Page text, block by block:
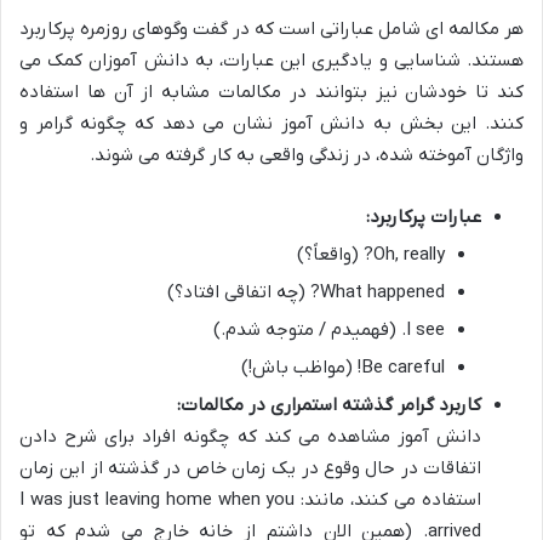
هر مکالمه ای شامل عباراتی است که در گفت وگوهای روزمره پرکاربرد
هستند. شناسایی و یادگیری این عبارات، به دانش آموزان کمک می
کند تا خودشان نیز بتوانند در مکالمات مشابه از آن ها استفاده
کنند. این بخش به دانش آموز نشان می دهد که چگونه گرامر و
واژگان آموخته شده، در زندگی واقعی به کار گرفته می شوند.
عبارات پرکاربرد:
Oh, really? (واقعاً؟)
What happened? (چه اتفاقی افتاد؟)
I see. (فهمیدم / متوجه شدم.)
Be careful! (مواظب باش!)
کاربرد گرامر گذشته استمراری در مکالمات:
دانش آموز مشاهده می کند که چگونه افراد برای شرح دادن
اتفاقات در حال وقوع در یک زمان خاص در گذشته از این زمان
استفاده می کنند، مانند: I was just leaving home when you
arrived. (همین الان داشتم از خانه خارج می شدم که تو